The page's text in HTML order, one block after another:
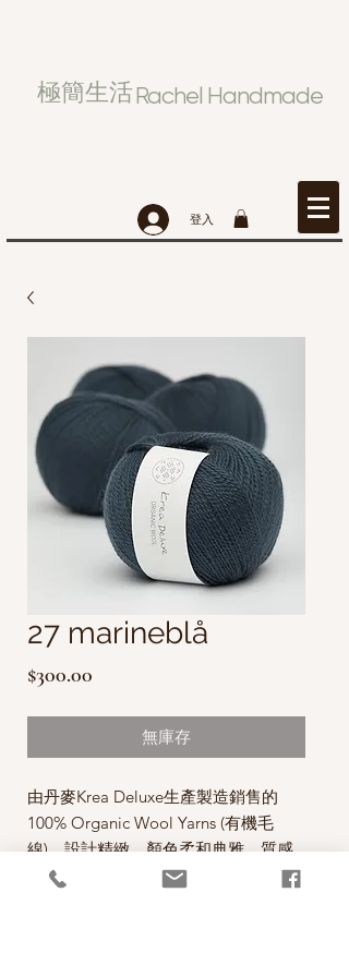
極簡生活Rachel Handmade
登入
27 marineblå
$300.00
無庫存
由丹麥Krea Deluxe生產製造銷售的
100% Organic Wool Yarns (有機毛
線)，設計精緻，顏色柔和典雅，質感
極佳，用來編織冬天的織品，典雅有